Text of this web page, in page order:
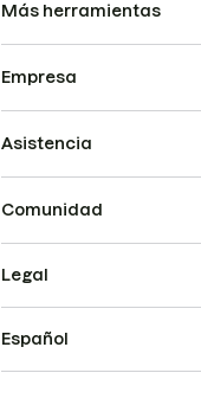
Más herramientas
Empresa
Asistencia
Comunidad
Legal
Español